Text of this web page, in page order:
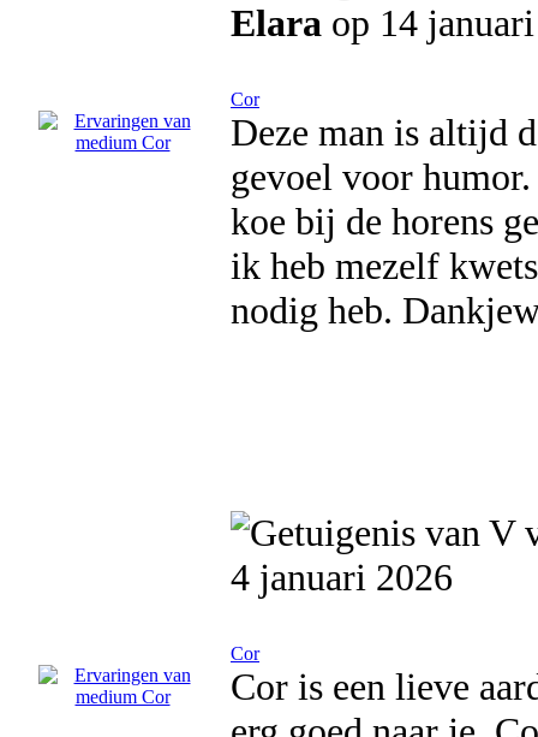
Elara op 14
Cor
Deze man is altijd
gevoel voor
koe bij de horens
ik heb mezelf
nodig heb.
4 januari 2026
Cor
Cor is een lieve